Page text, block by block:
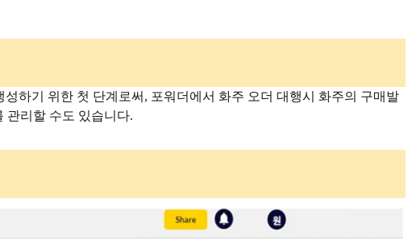
하기 위한 첫 단계로써, 포워더에서 화주 오더 대행시 화주의 구매발
관리할 수도 있습니다.